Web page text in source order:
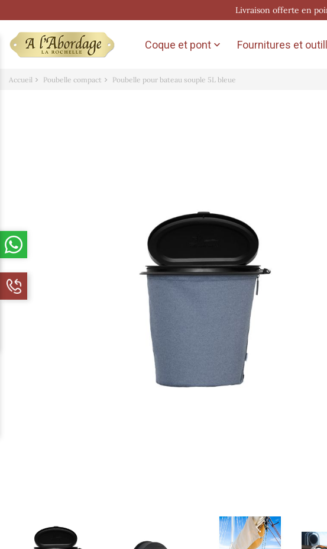
Livraison offerte en
Coque et pont  Fournitures et
Accueil Poubelle compact Poubelle pour bateau souple 5L bleue